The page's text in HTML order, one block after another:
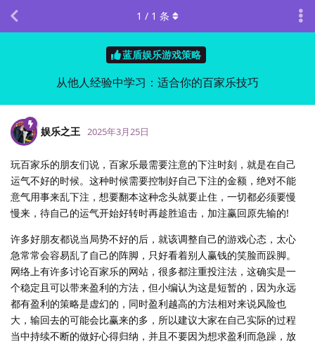
蓝盾娱乐游戏策略
从他人经验中学习：适合你的百家乐技巧
1 / 1 条
娱乐之王 2025年3月25日
玩百家乐的朋友们说，百家乐最需要注意的下注时刻，就是在自己
运气不好的时候。这种时候需要控制好自己下注的金额，绝对不能
意气用事来乱下注，想要翻本这种念头就要止住，一切都必须要慢
慢来，待自己的运气开始好转时再趁胜追击，加注赢回原先输的!
许多好朋友都说当局势不好的后，就该调整自己的游戏心态，太心
急常常会容易乱了自己的阵脚，只好看着别人赢钱的笑脸而跺脚。
网络上有许多讨论百家乐的网站，很多都注重投注法，这确实是一
个稳定且可以带来盈利的方法，但小编认为这是短暂的，因为永远
都有盈利的策略是虚幻的，同时盈利越高的方法相对来说风险也
大，输回去的可能会比赢来的多，所以建议大家在自己实际的过程
当中持续不断的做好心得归纳，并且不要因为想求盈利而急躁，放